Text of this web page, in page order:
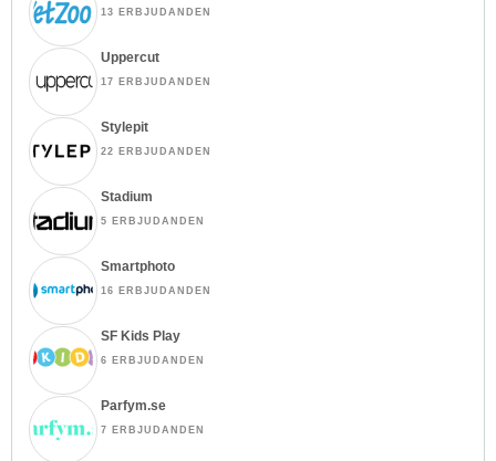
13 ERBJUDANDEN
Uppercut
17 ERBJUDANDEN
Stylepit
22 ERBJUDANDEN
Stadium
5 ERBJUDANDEN
Smartphoto
16 ERBJUDANDEN
SF Kids Play
6 ERBJUDANDEN
Parfym.se
7 ERBJUDANDEN